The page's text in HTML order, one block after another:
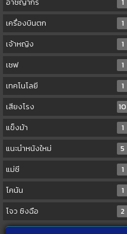
เครื่องบินตก
1
เจ้าหญิง
1
เชฟ
1
เทคโนโลยี
1
เสียงโรง
10
แข็งม้า
1
แนะนำหนังใหม่
5
แม่ชี
1
โคนัน
1
โจว ซิงฉือ
2